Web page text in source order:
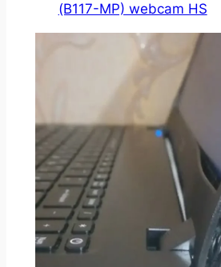
(B117-MP) webcam HS